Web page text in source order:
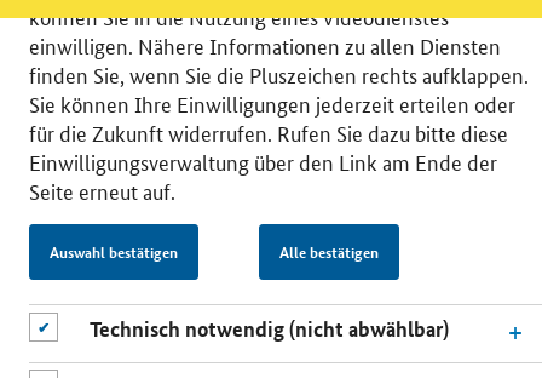
© 2026 Bundesministerium für Wirtschaft und Energie
RSS
Benutzerhinweise
Inhaltsverzeichnis
Impressum
Barrierefreiheit
Einwilligungsverwaltung
können Sie in die Nutzung eines Videodienstes
einwilligen. Nähere Informationen zu allen Diensten
finden Sie, wenn Sie die Pluszeichen rechts aufklappen.
Sie können Ihre Einwilligungen jederzeit erteilen oder
für die Zukunft widerrufen. Rufen Sie dazu bitte diese
Einwilligungsverwaltung über den Link am Ende der
Seite erneut auf.
Auswahl bestätigen Alle bestätigen
Technisch notwendig (nicht abwählbar)